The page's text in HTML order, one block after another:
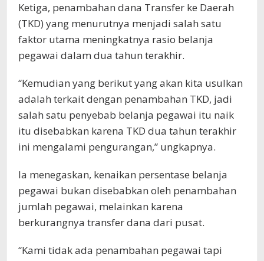
Ketiga, penambahan dana Transfer ke Daerah
(TKD) yang menurutnya menjadi salah satu
faktor utama meningkatnya rasio belanja
pegawai dalam dua tahun terakhir.
“Kemudian yang berikut yang akan kita usulkan
adalah terkait dengan penambahan TKD, jadi
salah satu penyebab belanja pegawai itu naik
itu disebabkan karena TKD dua tahun terakhir
ini mengalami pengurangan,” ungkapnya.
Ia menegaskan, kenaikan persentase belanja
pegawai bukan disebabkan oleh penambahan
jumlah pegawai, melainkan karena
berkurangnya transfer dana dari pusat.
“Kami tidak ada penambahan pegawai tapi